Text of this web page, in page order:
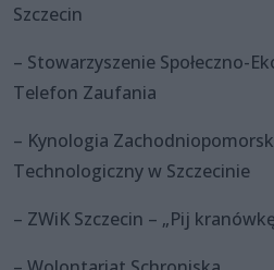
Szczecin
– Stowarzyszenie Społeczno-
Telefon Zaufania
– Kynologia
Technologiczny w Szczecinie
– ZWiK Szczecin – „Pij